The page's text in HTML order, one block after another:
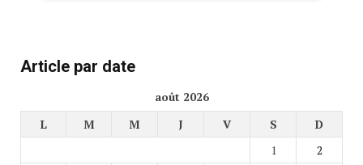
Article par date
août 2026
L
M M J V S
D
1
2